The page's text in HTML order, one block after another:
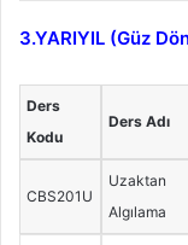
3.YARIYIL (Güz
Ders
Kodu
Ders Adı
CBS201U
Uzaktan
Algılama